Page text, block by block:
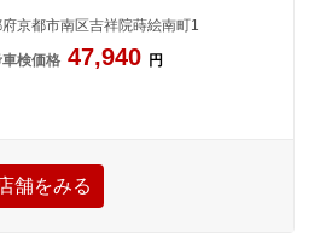
京都市南区吉祥院蒔絵南町1
検価格 47,940 円
舗をみる